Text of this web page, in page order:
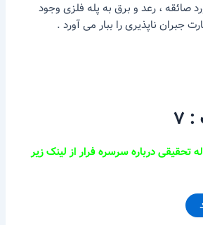
صائقه ، رعد و برق به پله فلزی وجود
جبران ناپذیری را ببار می آورد .
۷
تحقیقی درباره سرسره فرار از لینک زیر